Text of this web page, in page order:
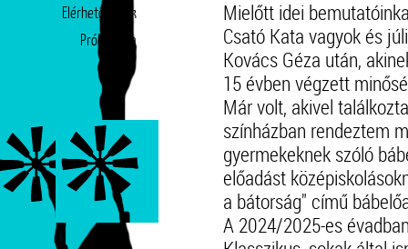
Elérhetőségek
Próbatábla
Mielőtt idei
Csató Kata vagyok és
Kovács Géza után,
15 évben végzett
Már volt, akivel
színházban rendeztem
gyermekeknek szóló
előadást
a bátorság" című
A 2024/2025-es